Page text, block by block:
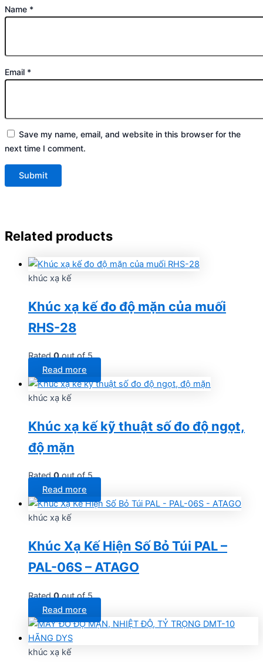
Name *
Email *
Save my name, email, and website in this browser for the
next time I comment.
Related products
khúc xạ kế
Khúc xạ kế đo độ mặn của muối
RHS-28
Rated0out of 5
Read more
khúc xạ kế
Khúc xạ kế kỹ thuật số đo độ ngọt,
độ mặn
Rated0out of 5
Read more
khúc xạ kế
Khúc Xạ Kế Hiện Số Bỏ Túi PAL –
PAL-06S – ATAGO
Rated0out of 5
Read more
khúc xạ kế